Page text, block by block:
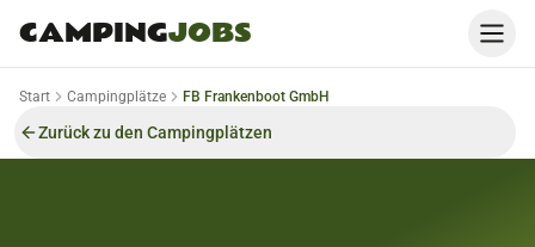
CAMPINGJOBS
Start Campingplätze FB Frankenboot GmbH
Zurück zu den Campingplätzen